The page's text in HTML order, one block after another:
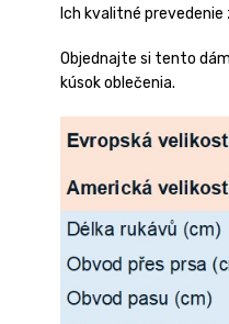
Ich kvalitné
Objednajte si tento
kúsok oblečenia.